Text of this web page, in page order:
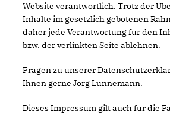
Website verantwortlich. Trotz der
Inhalte im gesetzlich gebotenen
daher jede Verantwortung für den
bzw. der verlinkten Seite ablehnen.
Fragen zu unserer
Ihnen gerne Jörg Lünnemann.
Dieses Impressum gilt auch für die